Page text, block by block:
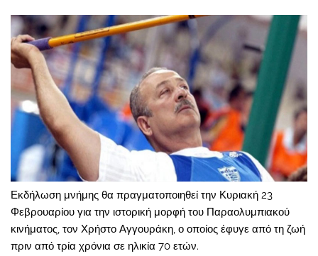
Εκδήλωση μνήμης θα πραγματοποιηθεί την Κυριακή 23
Φεβρουαρίου για την ιστορική μορφή του Παραολυμπιακού
κινήματος, τον Χρήστο Αγγουράκη, ο οποίος έφυγε από τη ζωή
πριν από τρία χρόνια σε ηλικία 70 ετών.